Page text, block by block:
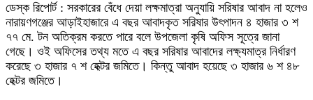
ডেস্ক রিপোর্ট : সরকারের বেঁধে দেয়া লক্ষমাত্রা অনুযায়ি সরিষার আবাদ না হলেও
নারায়ণগঞ্জের আড়াইহাজারে এ বছর আবাদকৃত সরিষার উৎপাদন ৪ হাজার ৩ শ
৭৭ মে. টন অতিক্রম করতে পারে বলে উপজেলা কৃষি অফিস সূত্রে জানা
গেছে। ওই অফিসের তথ্য মতে এ বছর সরিষার আবাদের লক্ষ্যমাত্র নির্ধারণ
করেছে ৩ হাজার ৭ শ হেক্টর জমিতে। কিন্তু আবাদ হয়েছে ৩ হাজার ৬ শ ৪৮
হেক্টর জমিতে।